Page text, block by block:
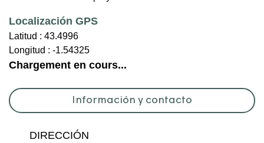
Localización GPS
Latitud : 43.4996
Longitud : -1.54325
Chargement en cours...
Información y contacto
DIRECCIÓN